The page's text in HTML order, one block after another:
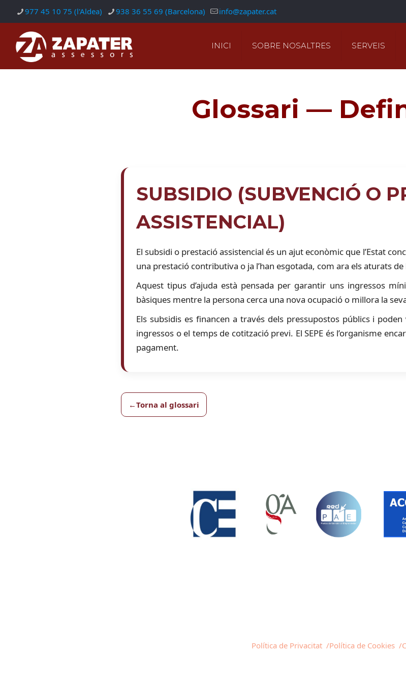
977 45 10 75 (l'Aldea) 938 36 55 69 (Barcelona) info@zapater.cat
INICI SOBRE NOSALTRES SERVEIS
Glossari —
SUBSIDIO (SUBVENCIÓ O
ASSISTENCIAL)
El subsidi o prestació assistencial és un ajut econòmic que l’Estat
una prestació contributiva o ja l’han esgotada, com ara els aturats
Aquest tipus d’ajuda està pensada per garantir uns ingressos
bàsiques mentre la persona cerca una nova ocupació o millora la
Els subsidis es financen a través dels pressupostos públics i
ingressos o el temps de cotització previ. El SEPE és l’organisme
pagament.
Torna al glossari
Política de Privacitat /Política de Cookies /